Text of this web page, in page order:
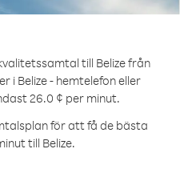
till Belize från
i Belize - hemtelefon eller
26.0 ¢ per minut.
för att få de bästa
till Belize.